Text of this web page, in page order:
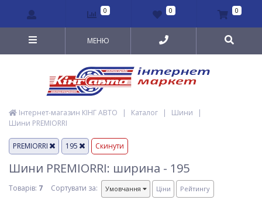
0 0 0
МЕНЮ
Інтернет-магазин КІНГ АВТО | Каталог | Шини
|
Шини PREMIORRI
PREMIORRI 195 Скинути
Шини PREMIORRI: ширина - 195
Товарів: 7 Сортувати за: Умовчання Ціни Рейтингу